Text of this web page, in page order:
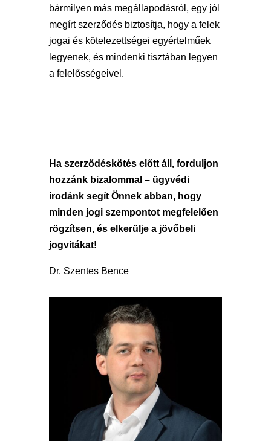
bármilyen más megállapodásról, egy jól
megírt szerződés biztosítja, hogy a felek
jogai és kötelezettségei egyértelműek
legyenek, és mindenki tisztában legyen
a felelősségeivel.
Ha szerződéskötés előtt áll, forduljon
hozzánk bizalommal – ügyvédi
irodánk segít Önnek abban, hogy
minden jogi szempontot megfelelően
rögzítsen, és elkerülje a jövőbeli
jogvitákat!
Dr. Szentes Bence